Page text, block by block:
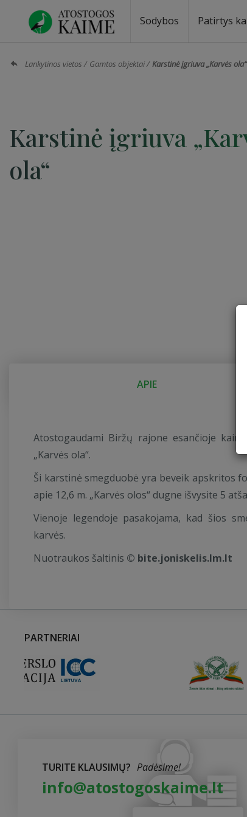
Sodybos Patirtys
Lankytinos vietos Gamtos objektai Karstinė įgriuva „Karvės ola“
Karstinė įgriuva
ola“
APIE
Atostogaudami Biržų rajone esančioje
„Karvės ola“.
Ši karstinė smegduobė yra beveik apskritos
apie 12,6 m. „Karvės olos“ dugne išvysite 5
Vienoje legendoje pasakojama, kad šios
karvės.
Nuotraukos šaltinis © bite.joniskelis.lm.lt
PARTNERIAI
TURITE KLAUSIMŲ? Padėsime!
info@atostogoskaime.lt